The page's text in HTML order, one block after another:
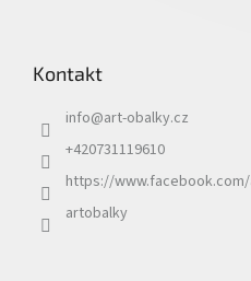
Kontakt
info@art-obalky.cz
+420731119610
https://
artobalky